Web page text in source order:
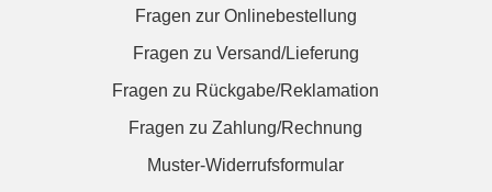
Fragen zur Onlinebestellung
Fragen zu Versand/Lieferung
Fragen zu Rückgabe/Reklamation
Fragen zu Zahlung/Rechnung
Muster-Widerrufsformular